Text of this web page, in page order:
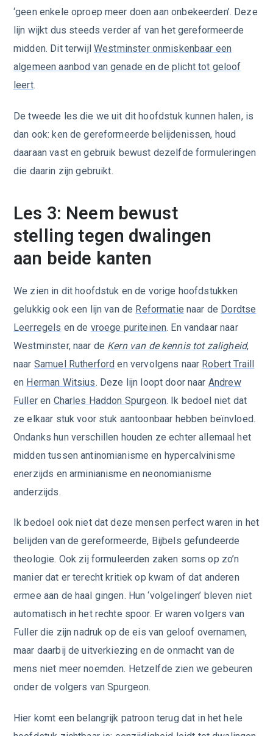
‘geen enkele oproep meer doen aan onbekeerden’. Deze
lijn wijkt dus steeds verder af van het gereformeerde
midden. Dit terwijlWestminster onmiskenbaar een
algemeen aanbod van genade en de plicht tot geloof
leert.
De tweede les die we uit dit hoofdstuk kunnen halen, is
dan ook: ken de gereformeerde belijdenissen, houd
daaraan vast en gebruik bewust dezelfde formuleringen
die daarin zijn gebruikt.
Les 3: Neem bewust
stelling tegen dwalingen
aan beide kanten
We zien in dit hoofdstuk en de vorige hoofdstukken
gelukkig ook een lijn van de Reformatie naar de Dordtse
Leerregels en de vroege puriteinen. En vandaar naar
Westminster, naar de Kern van de kennis tot zaligheid,
naar Samuel Rutherford en vervolgens naar Robert Traill
en Herman Witsius. Deze lijn loopt door naar Andrew
Fulleren Charles Haddon Spurgeon. Ik bedoel niet dat
ze elkaar stuk voor stuk aantoonbaar hebben beïnvloed.
Ondanks hun verschillen houden ze echter allemaal het
midden tussen antinomianisme en hypercalvinisme
enerzijds en arminianisme en neonomianisme
anderzijds.
Ik bedoel ook niet dat deze mensen perfect waren in het
belijden van de gereformeerde, Bijbels gefundeerde
theologie. Ook zij formuleerden zaken soms op zo’n
manier dat er terecht kritiek op kwam of dat anderen
ermee aan de haal gingen. Hun ‘volgelingen’ bleven niet
automatisch in het rechte spoor. Er waren volgers van
Fuller die zijn nadruk op de eis van geloof overnamen,
maar daarbij de uitverkiezing en de onmacht van de
mens niet meer noemden. Hetzelfde zien we gebeuren
onder de volgers van Spurgeon.
Hier komt een belangrijk patroon terug dat in het hele